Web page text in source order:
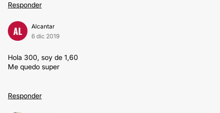
Responder
AL
Alcantar
6 dic 2019
Hola 300, soy de 1,60
Me quedo super
Responder